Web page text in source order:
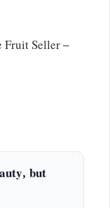
Seller –
but